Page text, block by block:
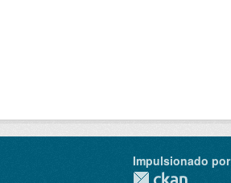
Impulsionado por